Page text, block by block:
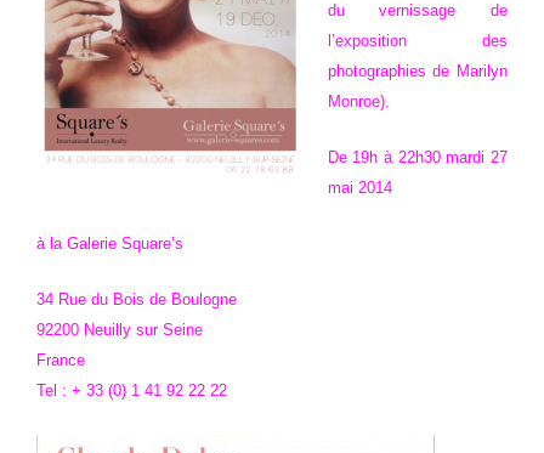
du vernissage de
l’exposition des
photographies de Marilyn
Monroe).
De 19h à 22h30 mardi 27
mai 2014
à la Galerie Square’s
34 Rue du Bois de Boulogne
92200 Neuilly sur Seine
France
Tel : + 33 (0) 1 41 92 22 22